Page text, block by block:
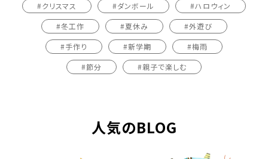
#クリスマス
#ダンボール
#ハロウィン
#冬工作
#夏休み
#外遊び
#手作り
#新学期
#梅雨
#節分
#親子で楽しむ
人気のBLOG